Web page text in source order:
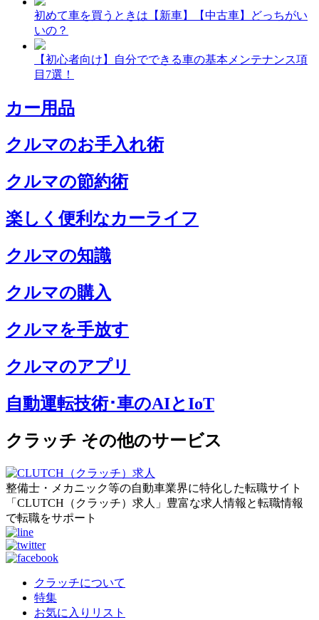
初めて車を買うときは【新車】【中古車】どっちがい
いの？
【初心者向け】自分でできる車の基本メンテナンス項
目7選！
カー用品
クルマのお手入れ術
クルマの節約術
楽しく便利なカーライフ
クルマの知識
クルマの購入
クルマを手放す
クルマのアプリ
自動運転技術･車のAIとIoT
クラッチ その他のサービス
整備士・メカニック等の自動車業界に特化した転職サイト
「CLUTCH（クラッチ）求人」豊富な求人情報と転職情報
で転職をサポート
クラッチについて
特集
お気に入りリスト